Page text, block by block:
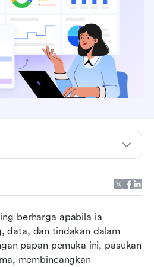
berharga apabila ia
data, dan tindakan dalam
papan pemuka ini, pasukan
membincangkan
KPI?
pemuka KPI yang
keputusan
Excel berbanding
Gunakan Lark untuk
KPI lebih penting